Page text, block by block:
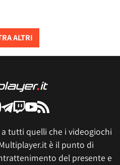
ALTRI
tutti quelli che i videogiochi
è il punto di
del presente e